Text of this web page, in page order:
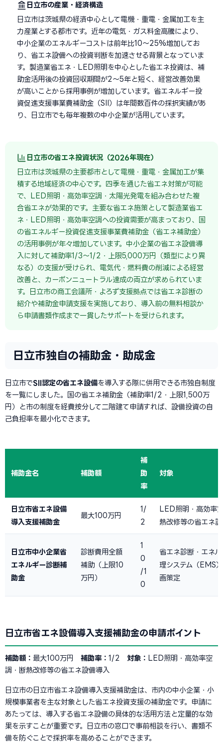
日立市の産業・経済構造
日立市は茨城県の経済中心として電機・重電・金属加工を主
力産業とする都市です。近年の電気・ガス料金高騰により、
中小企業のエネルギーコストは前年比10〜25%増加してお
り、省エネ設備への投資判断を加速させる背景となっていま
す。製造業省エネ・LED照明を中心とした省エネ投資は、補
助金活用後の投資回収期間が2〜5年と短く、経営改善効果
が高いことから採用事例が増加しています。省エネルギー投
資促進支援事業費補助金（SII）は年間数百件の採択実績があ
り、日立市でも毎年複数の中小企業が活用しています。
日立市の省エネ投資状況（2026年現在）
日立市は茨城県の主要都市として電機・重電・金属加工が集
積する地域経済の中心です。四季を通じた省エネ対策が可能
で、LED照明・高効率空調・太陽光発電を組み合わせた複
合省エネが効果的です。主要な省エネ施策として製造業省エ
ネ・LED照明・高効率空調への投資需要が高まっており、国
の省エネルギー投資促進支援事業費補助金（省エネ補助金）
の活用事例が年々増加しています。中小企業の省エネ設備導
入に対して補助率1/3〜1/2・上限5,000万円（類型により異
なる）の支援が受けられ、電気代・燃料費の削減による経営
改善と、カーボンニュートラル達成の両立が求められていま
す。日立市の商工会議所・よろず支援拠点では省エネ診断の
紹介や補助金申請支援を実施しており、導入前の無料相談か
ら申請書類作成まで一貫したサポートを受けられます。
日立市独自の補助金・助成金
日立市でSII認定の省エネ設備を導入する際に併用できる市独自制度
を一覧にしました。国の省エネ補助金（補助率1/2・上限1,500万
円）と市の制度を経費按分して二階建て申請すれば、設備投資の自
己負担率を最小化できます。
補助金名 補助額
補
助
率
対象
日立市省エネ設備
導入支援補助金
最大100万円
1/
2
LED照明・高効率
熱改修等の省エネ
日立市中小企業省
エネルギー診断補
助金
診断費用全額
補助（上限10
万円）
1
0
/1
0
省エネ診断・エネ
理システム（EMS
画策定
日立市省エネ設備導入支援補助金の申請ポイント
補助額： 最大100万円 補助率： 1/2 対象： LED照明・高効率空
調・断熱改修等の省エネ設備導入
日立市の日立市省エネ設備導入支援補助金は、市内の中小企業・小
規模事業者を主な対象とした省エネ投資支援の補助金です。申請に
あたっては、導入する省エネ設備の具体的な活用方法と定量的な効
果を示すことが重要です。日立市の窓口で事前相談を行い、書類不
備を防ぐことで採択率を高めることができます。